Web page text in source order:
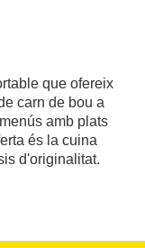
que ofereix
carn de bou a
amb plats
és la cuina
d'originalitat.